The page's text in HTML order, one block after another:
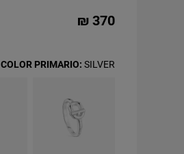
370 ₪
COLOR PRIMARIO:SILVER